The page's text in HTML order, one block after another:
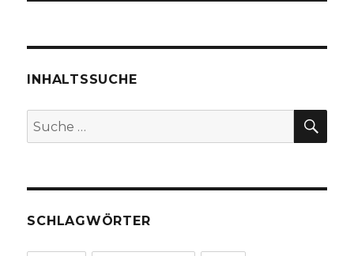
INHALTSSUCHE
Suche
nach:
SCHLAGWÖRTER